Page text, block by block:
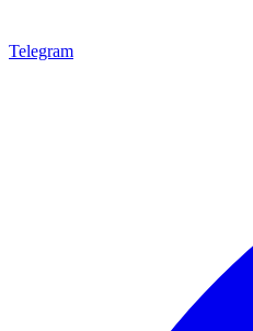
Telegram